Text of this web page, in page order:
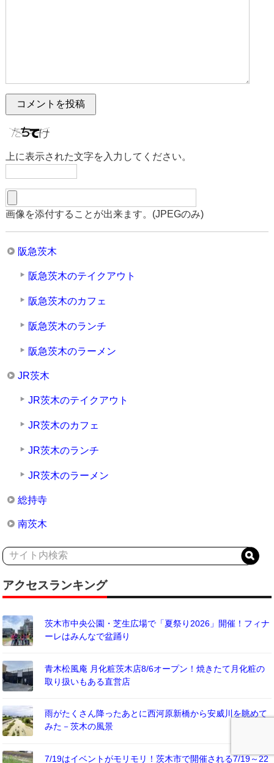
上に表示された文字を入力してください。
画像を添付することが出来ます。(JPEGのみ)
阪急茨木
阪急茨木のテイクアウト
阪急茨木のカフェ
阪急茨木のランチ
阪急茨木のラーメン
JR茨木
JR茨木のテイクアウト
JR茨木のカフェ
JR茨木のランチ
JR茨木のラーメン
総持寺
南茨木
アクセスランキング
茨木市中央公園・芝生広場で「夏祭り2026」開催！フィナ
ーレはみんなで盆踊り
青木松風庵 月化粧茨木店8/6オープン！焼きたて月化粧の
取り扱いもある直営店
雨がたくさん降ったあとに西河原新橋から安威川を眺めて
みた－茨木の風景
7/19はイベントがモリモリ！茨木市で開催される7/19～22